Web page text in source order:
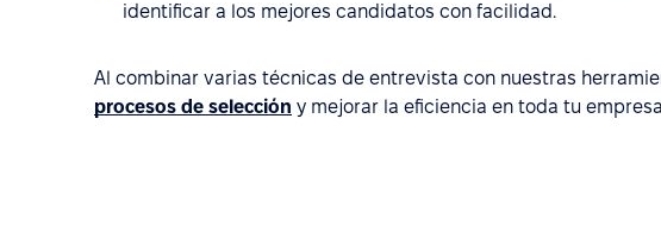
identificar a los mejores candidatos con facilidad.
Al combinar varias técnicas de entrevista con nuestras
procesos de selección y mejorar la eficiencia en toda tu